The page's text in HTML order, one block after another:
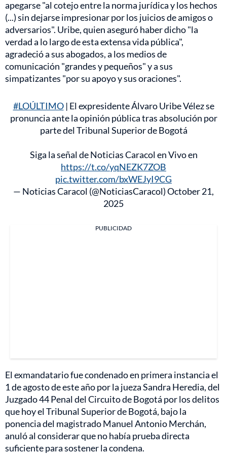
apegarse "al cotejo entre la norma jurídica y los hechos
(...) sin dejarse impresionar por los juicios de amigos o
adversarios". Uribe, quien aseguró haber dicho "la
verdad a lo largo de esta extensa vida pública",
agradeció a sus abogados, a los medios de
comunicación "grandes y pequeños" y a sus
simpatizantes "por su apoyo y sus oraciones".
#LOÚLTIMO| El expresidente Álvaro Uribe Vélez se
pronuncia ante la opinión pública tras absolución por
parte del Tribunal Superior de Bogotá
Siga la señal de Noticias Caracol en Vivo en
https://t.co/yqNEZK7ZOB
pic.twitter.com/bxWEJyI9CG
— Noticias Caracol (@NoticiasCaracol)October 21,
2025
PUBLICIDAD
El exmandatario fue condenado en primera instancia el
1 de agosto de este año por la jueza Sandra Heredia, del
Juzgado 44 Penal del Circuito de Bogotá por los delitos
que hoy el Tribunal Superior de Bogotá, bajo la
ponencia del magistrado Manuel Antonio Merchán,
anuló al considerar que no había prueba directa
suficiente para sostener la condena.